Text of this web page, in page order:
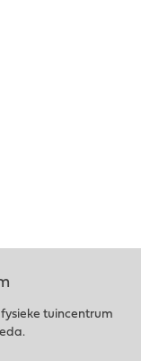
tuincentrum